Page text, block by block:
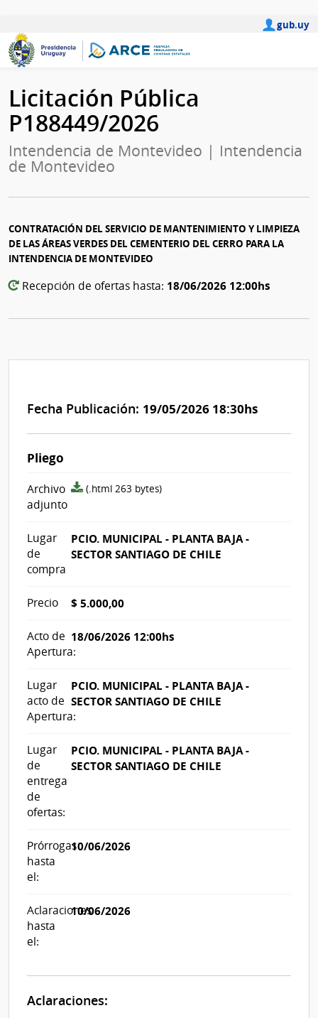
gub.uy
Licitación Pública
P188449/2026
Intendencia de Montevideo | Intendencia
de Montevideo
CONTRATACIÓN DEL SERVICIO DE MANTENIMIENTO Y LIMPIEZA
DE LAS ÁREAS VERDES DEL CEMENTERIO DEL CERRO PARA LA
INTENDENCIA DE MONTEVIDEO
Recepción de ofertas hasta: 18/06/2026 12:00hs
Fecha Publicación: 19/05/2026 18:30hs
Pliego
Archivo
adjunto
archivo
(.html 263 bytes)
Lugar
de
compra
PCIO. MUNICIPAL - PLANTA BAJA -
SECTOR SANTIAGO DE CHILE
Precio $ 5.000,00
Acto de
Apertura:
18/06/2026 12:00hs
Lugar
acto de
Apertura:
PCIO. MUNICIPAL - PLANTA BAJA -
SECTOR SANTIAGO DE CHILE
Lugar
de
entrega
de
ofertas:
PCIO. MUNICIPAL - PLANTA BAJA -
SECTOR SANTIAGO DE CHILE
Prórrogas
hasta
el:
10/06/2026
Aclaraciones
hasta
el:
10/06/2026
Aclaraciones: